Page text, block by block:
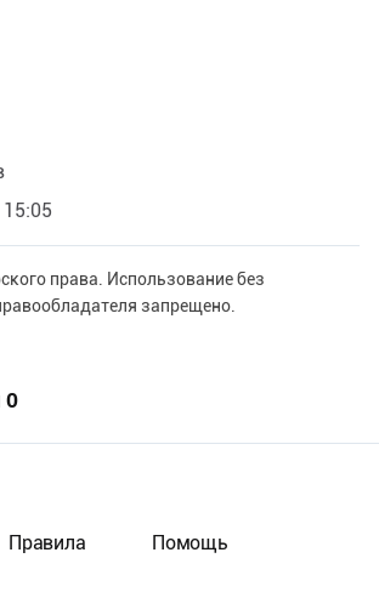
права. Использование без
запрещено.
0
Правила Помощь